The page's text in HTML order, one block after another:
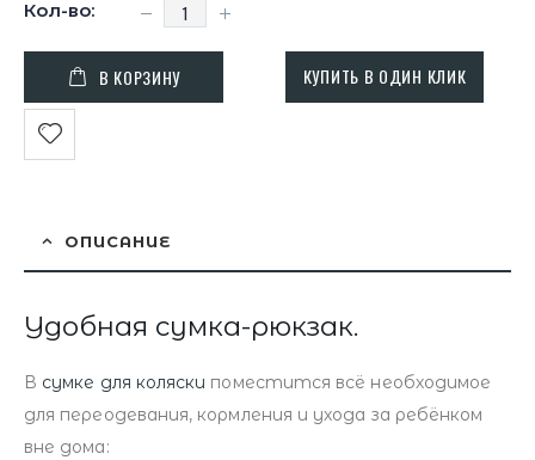
В КОРЗИНУ КУПИТЬ В ОДИН КЛИК
ОПИСАНИЕ
Удобная сумка-рюкзак.
В сумке для коляски поместится всё необходимое
для переодевания, кормления и ухода за ребёнком
вне дома: